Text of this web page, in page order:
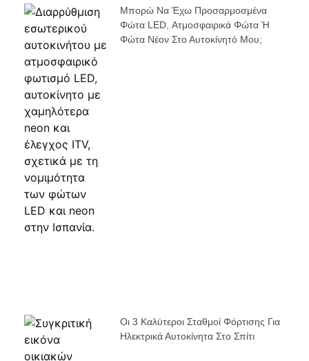
Μπορώ Να Έχω Προσαρμοσμένα
Φώτα LED, Ατμοσφαιρικά Φώτα Ή
Φώτα Νέον Στο Αυτοκίνητό Μου;
Οι 3 Καλύτεροι Σταθμοί Φόρτισης Για
Ηλεκτρικά Αυτοκίνητα Στο Σπίτι